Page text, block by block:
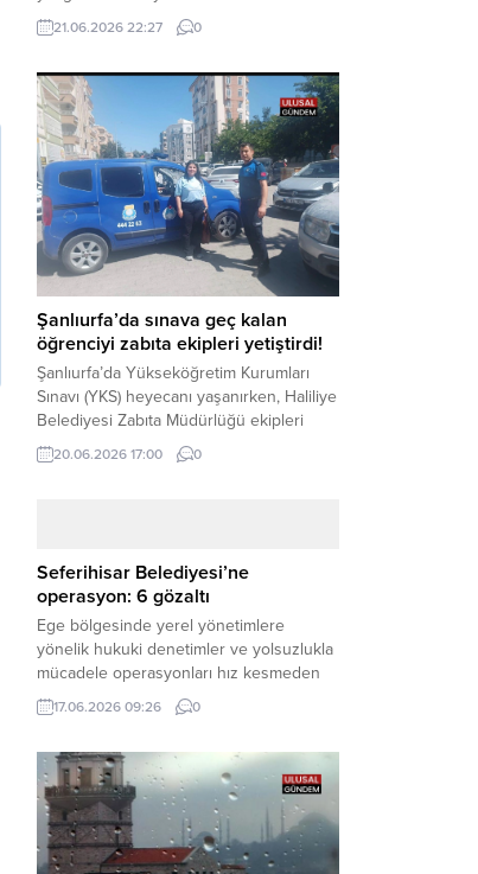
Hilvan ilçesinde çıkan yangında, 50
dönümü biçilmemiş buğday olmak üzere
teslim olarak küle döndü. Haber Merkezi
– Yangın, Şanlıurfa’nın Hilvan ilçesine
bağlı Agilmuz köyünde meydana geldi.
Edinilen bilgilere göre, henüz
belirlenemeyen...
21.06.2026 22:27 0
Şanlıurfa’da sınava geç kalan
öğrenciyi zabıta ekipleri yetiştirdi!
Şanlıurfa’da Yükseköğretim Kurumları
Sınavı (YKS) heyecanı yaşanırken, Haliliye
Belediyesi Zabıta Müdürlüğü ekipleri
geleceğini belirleyecek sınava geç kalma
tehlikesiyle karşı karşıya kalan bir
yolunu tutan binlerce aday arasında,
sınav yerine zamanında ulaşamayan bir
öğrenci büyük bir panik yaşadı....
20.06.2026 17:00 0
Seferihisar Belediyesi’ne
operasyon: 6 gözaltı
Ege bölgesinde yerel yönetimlere
yönelik hukuki denetimler ve yolsuzlukla
mücadele operasyonları hız kesmeden
devam ediyor. İzmir’in turistik ilçelerinden
Seferihisar Belediyesi, sabah saatlerinde
operasyonuyla sarsıldı. Haber Merkezi –
İzmir Cumhuriyet Başsavcılığı
koordinesinde yürütülen geniş kapsamlı
yolsuzluk ve mali suçlar soruşturması
kapsamında düğmeye basıldı. Edinilen ilk
17.06.2026 09:26 0